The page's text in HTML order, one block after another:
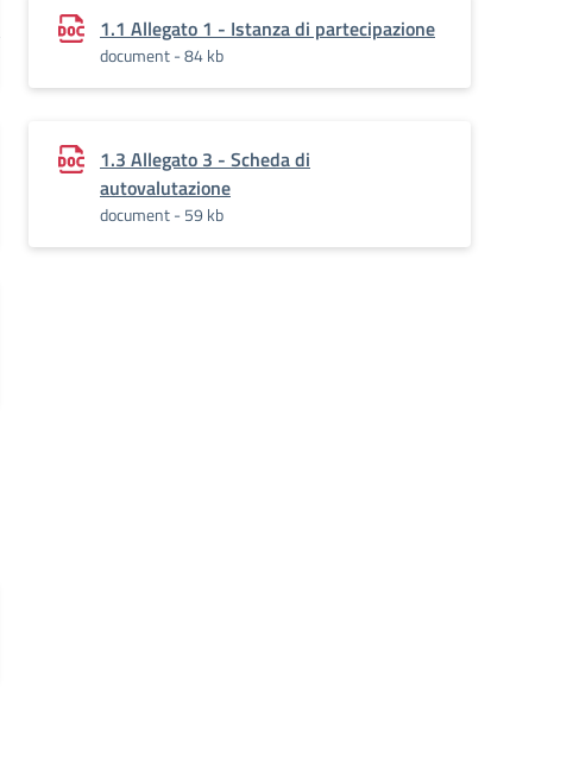
1.1 Allegato 1 - Istanza di partecipazione
document - 84 kb
1.3 Allegato 3 - Scheda di
autovalutazione
document - 59 kb